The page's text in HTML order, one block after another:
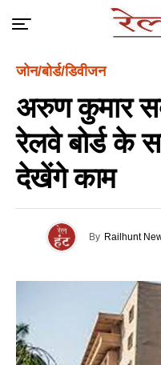
जोन/बोर्ड/डिवीजन
अरुण कुमार
रेलवे बोर्ड के
देखेंगे काम
By Railhunt